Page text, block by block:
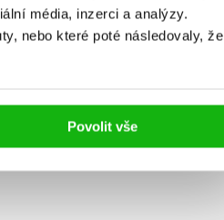
média, inzerci a analýzy.
nebo které poté následovaly, že
Povolit vše